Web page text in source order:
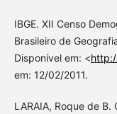
IBGE. XII Censo
Brasileiro de
Disponível em: <
em: 12/02/2011.
LARAIA, Roque de B.